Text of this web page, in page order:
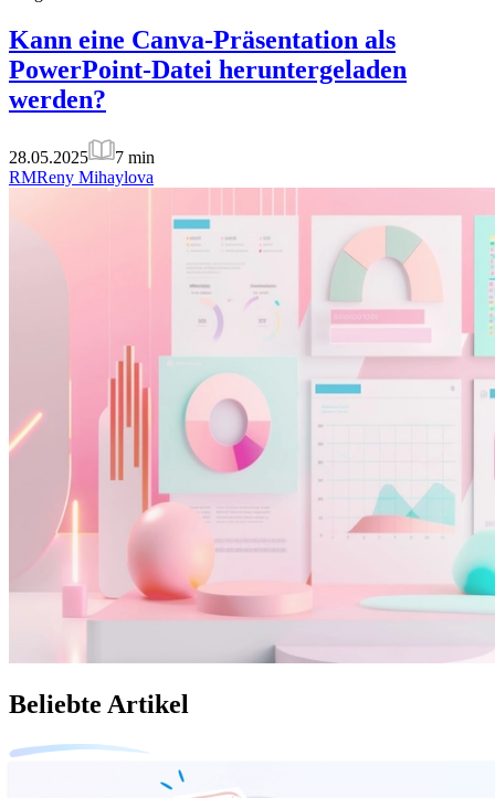
Kann eine Canva-Präsentation als
PowerPoint-Datei heruntergeladen
werden?
28.05.2025 7 min
RMReny Mihaylova
Beliebte Artikel